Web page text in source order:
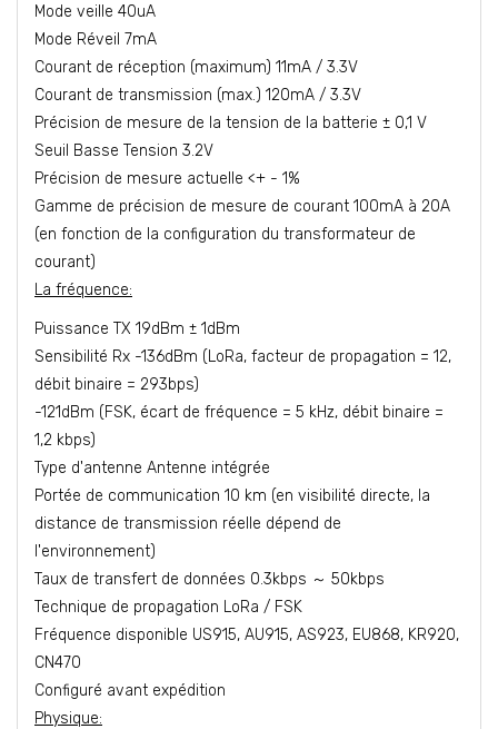
Mode veille 40uA
Mode Réveil 7mA
Courant de réception (maximum) 11mA / 3.3V
Courant de transmission (max.) 120mA / 3.3V
Précision de mesure de la tension de la batterie ± 0,1 V
Seuil Basse Tension 3.2V
Précision de mesure actuelle <+ - 1%
Gamme de précision de mesure de courant 100mA à 20A
(en fonction de la configuration du transformateur de
courant)
La fréquence:
Puissance TX 19dBm ± 1dBm
Sensibilité Rx -136dBm (LoRa, facteur de propagation = 12,
débit binaire = 293bps)
-121dBm (FSK, écart de fréquence = 5 kHz, débit binaire =
1,2 kbps)
Type d'antenne Antenne intégrée
Portée de communication 10 km (en visibilité directe, la
distance de transmission réelle dépend de
l'environnement)
Taux de transfert de données 0.3kbps ～ 50kbps
Technique de propagation LoRa / FSK
Fréquence disponible US915, AU915, AS923, EU868, KR920,
CN470
Configuré avant expédition
Physique: